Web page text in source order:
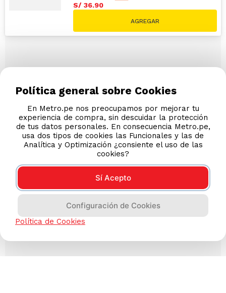
S/ 36.90
Política general sobre Cookies
En Metro.pe nos preocupamos por mejorar tu
experiencia de compra, sin descuidar la protección
de tus datos personales. En consecuencia Metro.pe,
usa dos tipos de cookies las Funcionales y las de
Analítica y Optimización ¿consiente el uso de las
cookies?
Sí Acepto
Configuración de Cookies
Política de Cookies